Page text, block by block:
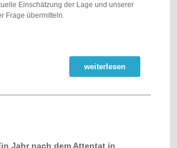
Einschätzung der Lage und unserer
Frage übermitteln.
weiterlesen
Jahr nach dem Attentat in